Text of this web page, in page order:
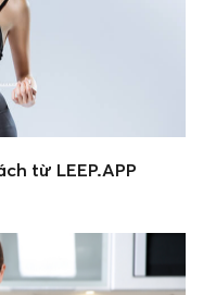
từ LEEP.APP